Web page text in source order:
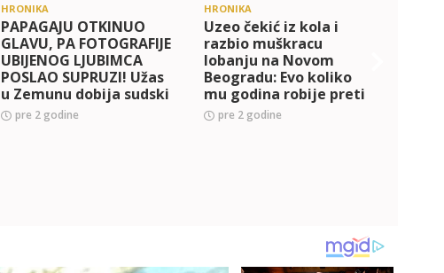
HRONIKA
PAPAGAJU OTKINUO
GLAVU, PA FOTOGRAFIJE
UBIJENOG LJUBIMCA
POSLAO SUPRUZI! Užas
u Zemunu dobija sudski
epilog - ženi i njenoj
porodici je pretio
pre 2 godine
HRONIKA
Uzeo čekić iz kola i
razbio muškracu
lobanju na Novom
Beogradu: Evo koliko
mu godina robije preti
pre 2 godine